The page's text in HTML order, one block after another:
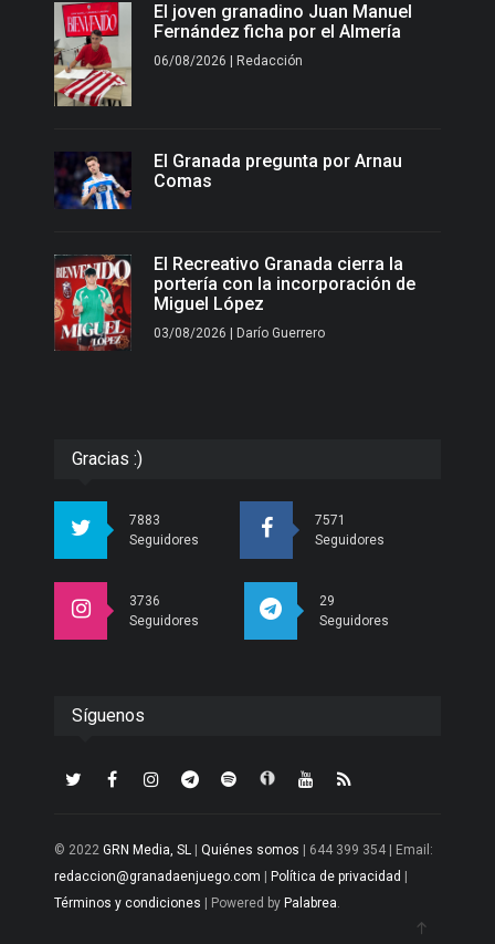
El joven granadino Juan Manuel
Fernández ficha por el Almería
06/08/2026 | Redacción
El Granada pregunta por Arnau
Comas
El Recreativo Granada cierra la
portería con la incorporación de
Miguel López
03/08/2026 | Darío Guerrero
Gracias :)
7883
Seguidores
7571
Seguidores
3736
Seguidores
29
Seguidores
Síguenos
© 2022 GRN Media, SL Quiénes somos | 644 399 354 | Email:
redaccion@granadaenjuego.com
Política de privacidad
Términos y condiciones | Powered by Palabrea.